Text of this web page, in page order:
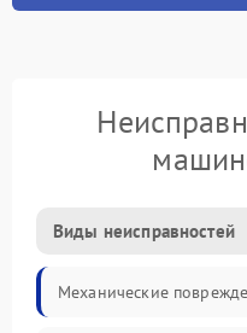
Виды неисправностей
Механические